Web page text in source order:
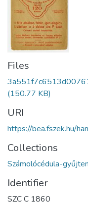
Files
(150.77 KB)
URI
https://bea.fszek.hu/
Collections
Számolócédula-
Identifier
SZC C 1860